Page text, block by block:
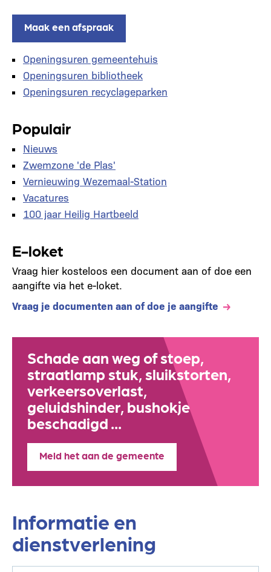
Maak een afspraak
Openingsuren gemeentehuis
Openingsuren bibliotheek
Openingsuren recyclageparken
Populair
Nieuws
Zwemzone 'de Plas'
Vernieuwing Wezemaal-Station
Vacatures
100 jaar Heilig Hartbeeld
E-loket
Vraag hier kosteloos een document aan of doe een
aangifte via het e-loket.
Vraag je documenten aan of doe je aangifte
Schade aan weg of stoep,
straatlamp stuk, sluikstorten,
verkeersoverlast,
geluidshinder, bushokje
beschadigd ...
Meld het aan de gemeente
Informatie en
dienstverlening